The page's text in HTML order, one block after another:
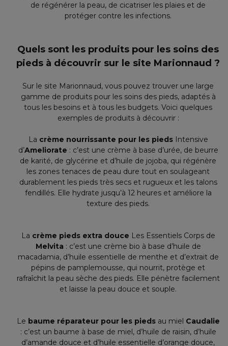
de régénérer la peau, de cicatriser les plaies et de
protéger contre les infections.
Quels sont les produits pour les soins des
pieds à découvrir sur le site Marionnaud ?
Sur le site Marionnaud, vous pouvez trouver une large
gamme de produits pour les soins des pieds, adaptés à
tous les besoins et à tous les budgets. Voici quelques
exemples de produits à découvrir :
La crème nourrissante pour les piedsIntensive
d’Ameliorate : c’est une crème à base d’urée, de beurre
de karité, de glycérine et d’huile de jojoba, qui régénère
les zones tenaces de peau dure tout en soulageant
durablement les pieds très secs et rugueux et les talons
fendillés. Elle hydrate jusqu’à 12 heures et améliore la
texture des pieds.
La crème pieds extra douce Les Essentiels Corps de
Melvita : c’est une crème bio à base d’huile de
macadamia, d’huile essentielle de menthe et d’extrait de
pépins de pamplemousse, qui nourrit, protège et
rafraîchit la peau sèche des pieds. Elle pénètre facilement
et laisse la peau douce et souple.
Le baume réparateur pour les pieds au miel Caudalie
: c’est un baume à base de miel, d’huile de raisin, d’huile
d’amande douce et d’huile essentielle d’orange douce,